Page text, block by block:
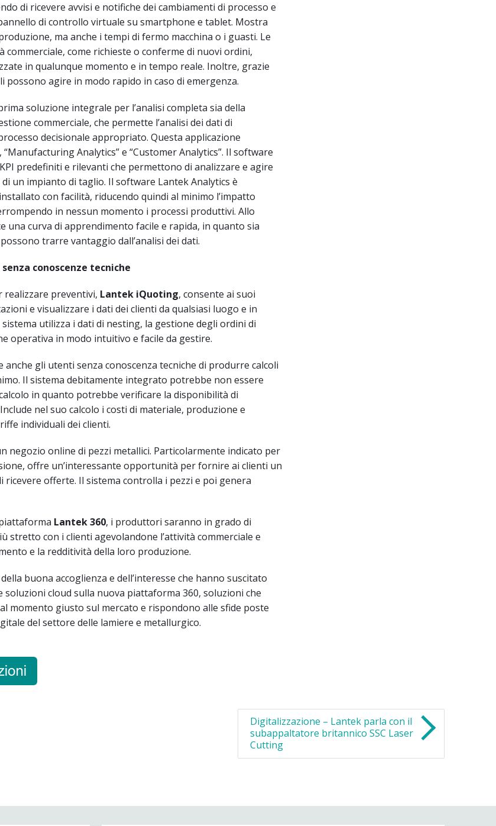
di ricevere avvisi e notifiche dei cambiamenti di processo e
di controllo virtuale su smartphone e tablet. Mostra
ma anche i tempi di fermo macchina o i guasti. Le
commerciale, come richieste o conferme di nuovi ordini,
in qualunque momento e in tempo reale. Inoltre, grazie
possono agire in modo rapido in caso di emergenza.
soluzione integrale per l’analisi completa sia della
commerciale, che permette l’analisi dei dati di
decisionale appropriato. Questa applicazione
Analytics” e “Customer Analytics”. Il software
predefiniti e rilevanti che permettono di analizzare e agire
un impianto di taglio. Il software Lantek Analytics è
con facilità, riducendo quindi al minimo l’impatto
in nessun momento i processi produttivi. Allo
una curva di apprendimento facile e rapida, in quanto sia
trarre vantaggio dall’analisi dei dati.
conoscenze tecniche
realizzare preventivi, Lantek iQuoting, consente ai suoi
e visualizzare i dati dei clienti da qualsiasi luogo e in
utilizza i dati di nesting, la gestione degli ordini di
operativa in modo intuitivo e facile da gestire.
anche gli utenti senza conoscenza tecniche di produrre calcoli
Il sistema debitamente integrato potrebbe non essere
in quanto potrebbe verificare la disponibilità di
nel suo calcolo i costi di materiale, produzione e
individuali dei clienti.
negozio online di pezzi metallici. Particolarmente indicato per
offre un’interessante opportunità per fornire ai clienti un
ricevere offerte. Il sistema controlla i pezzi e poi genera
Lantek 360, i produttori saranno in grado di
stretto con i clienti agevolandone l’attività commerciale e
e la redditività della loro produzione.
buona accoglienza e dell’interesse che hanno suscitato
cloud sulla nuova piattaforma 360, soluzioni che
momento giusto sul mercato e rispondono alle sfide poste
del settore delle lamiere e metallurgico.
Digitalizzazione – Lantek parla con il
subappaltatore britannico SSC Laser
Cutting